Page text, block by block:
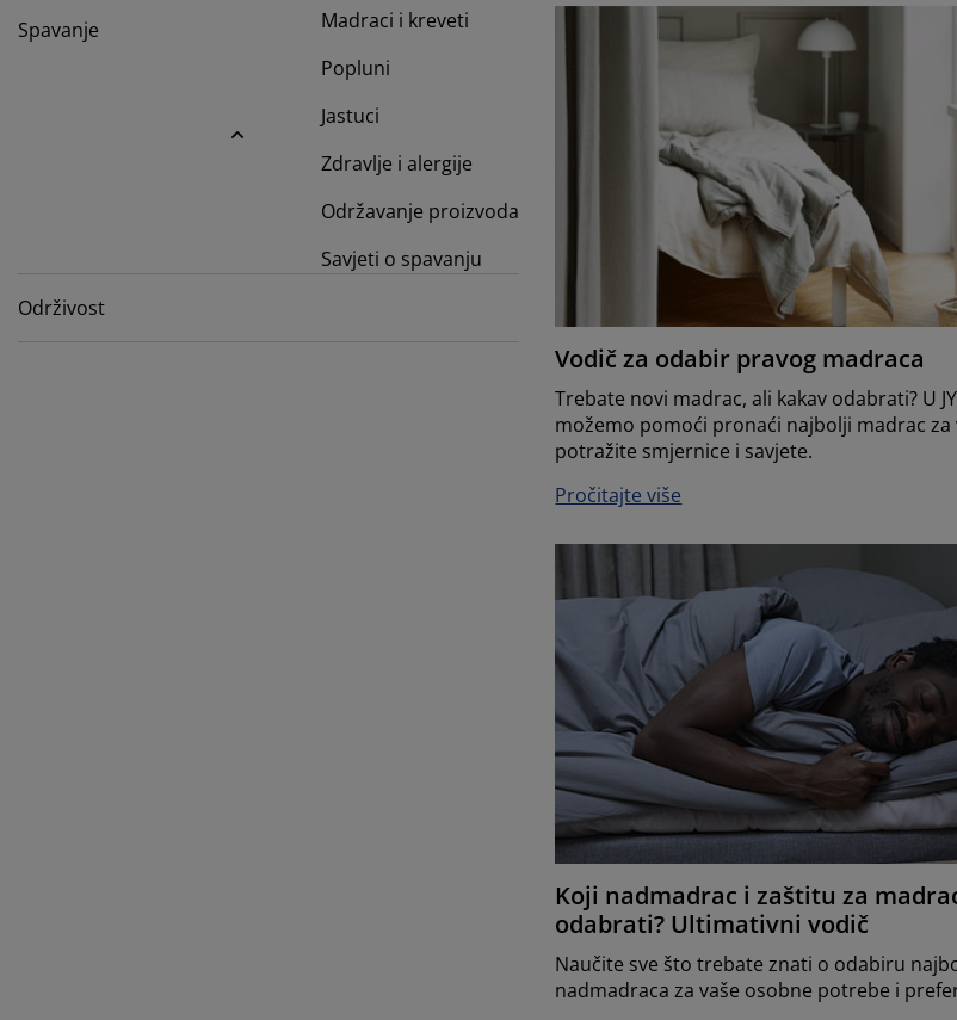
Spavanje
Madraci i kreveti
Popluni
Jastuci
Zdravlje i alergije
Održavanje proizvoda
Savjeti o spavanju
Održivost
Vodič za odabir pravog madraca
Trebate novi madrac, ali kakav odabrati? U
možemo pomoći pronaći najbolji madrac za
potražite smjernice i savjete.
Pročitajte više
Koji nadmadrac i zaštitu za
odabrati? Ultimativni vodič
Naučite sve što trebate znati o odabiru
nadmadraca za vaše osobne potrebe i